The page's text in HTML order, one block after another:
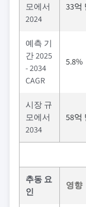
모에서
2024
33억
예측 기
간 2025
- 2034
CAGR
5.8%
시장 규
모에서
2034
58억
추동 요
인
영향